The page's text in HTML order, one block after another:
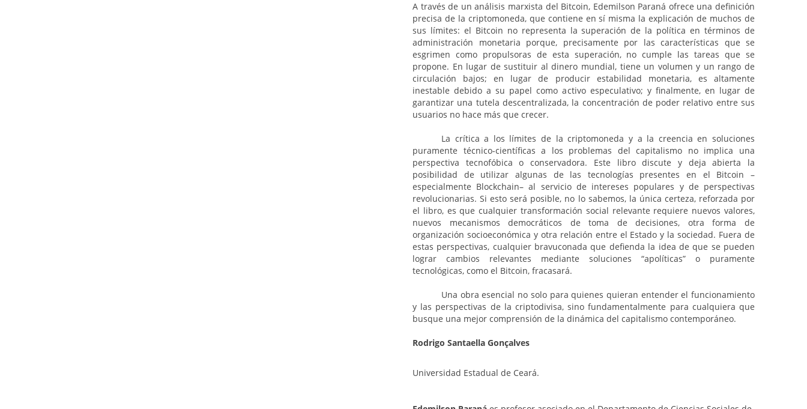
A través de un análisis marxista del Bitcoin, Edemilson Paraná ofrece una definición
precisa de la criptomoneda, que contiene en sí misma la explicación de muchos de
sus límites: el Bitcoin no representa la superación de la política en términos de
administración monetaria porque, precisamente por las características que se
esgrimen como propulsoras de esta superación, no cumple las tareas que se
propone. En lugar de sustituir al dinero mundial, tiene un volumen y un rango de
circulación bajos; en lugar de producir estabilidad monetaria, es altamente
inestable debido a su papel como activo especulativo; y finalmente, en lugar de
garantizar una tutela descentralizada, la concentración de poder relativo entre sus
usuarios no hace más que crecer.
La crítica a los límites de la criptomoneda y a la creencia en soluciones
puramente técnico-científicas a los problemas del capitalismo no implica una
perspectiva tecnofóbica o conservadora. Este libro discute y deja abierta la
posibilidad de utilizar algunas de las tecnologías presentes en el Bitcoin –
especialmente Blockchain– al servicio de intereses populares y de perspectivas
revolucionarias. Si esto será posible, no lo sabemos, la única certeza, reforzada por
el libro, es que cualquier transformación social relevante requiere nuevos valores,
nuevos mecanismos democráticos de toma de decisiones, otra forma de
organización socioeconómica y otra relación entre el Estado y la sociedad. Fuera de
estas perspectivas, cualquier bravuconada que defienda la idea de que se pueden
lograr cambios relevantes mediante soluciones “apolíticas” o puramente
tecnológicas, como el Bitcoin, fracasará.
Una obra esencial no solo para quienes quieran entender el funcionamiento
y las perspectivas de la criptodivisa, sino fundamentalmente para cualquiera que
busque una mejor comprensión de la dinámica del capitalismo contemporáneo.
Rodrigo Santaella Gonçalves
Universidad Estadual de Ceará.